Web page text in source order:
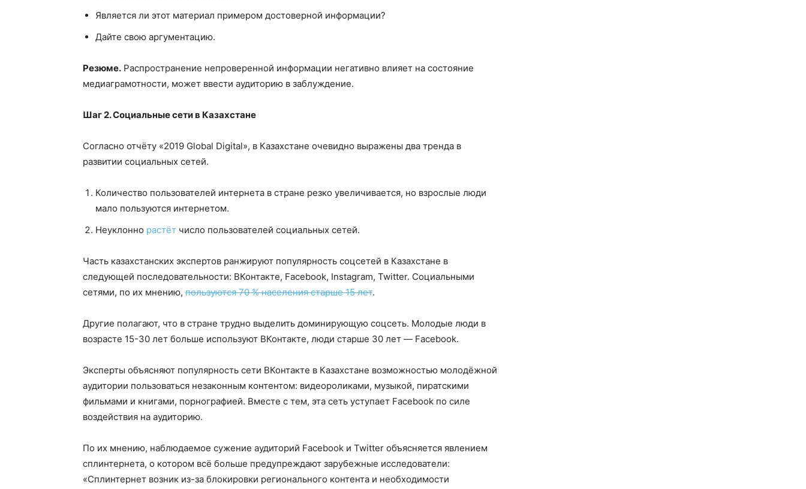
Является ли этот материал примером достоверной информации?
Дайте свою аргументацию.
Резюме. Распространение непроверенной информации негативно влияет на состояние
медиаграмотности, может ввести аудиторию в заблуждение.
Шаг 2. Социальные сети в Казахстане
Согласно отчёту «2019 Global Digital», в Казахстане очевидно выражены два тренда в
развитии социальных сетей.
Количество пользователей интернета в стране резко увеличивается, но взрослые люди
мало пользуются интернетом.
Неуклонно растёт число пользователей социальных сетей.
Часть казахстанских экспертов ранжируют популярность соцсетей в Казахстане в
следующей последовательности: ВКонтакте, Facebook, Instagram, Twitter. Социальными
сетями, по их мнению, пользуются 70 % населения старше 15 лет.
Другие полагают, что в стране трудно выделить доминирующую соцсеть. Молодые люди в
возрасте 15-30 лет больше используют ВКонтакте, люди старше 30 лет — Facebook.
Эксперты объясняют популярность сети ВКонтакте в Казахстане возможностью молодёжной
аудитории пользоваться незаконным контентом: видеороликами, музыкой, пиратскими
фильмами и книгами, порнографией. Вместе с тем, эта сеть уступает Facebook по силе
воздействия на аудиторию.
По их мнению, наблюдаемое сужение аудиторий Facebook и Twitter объясняется явлением
сплинтернета, о котором всё больше предупреждают зарубежные исследователи:
«Сплинтернет возник из-за блокировки регионального контента и необходимости